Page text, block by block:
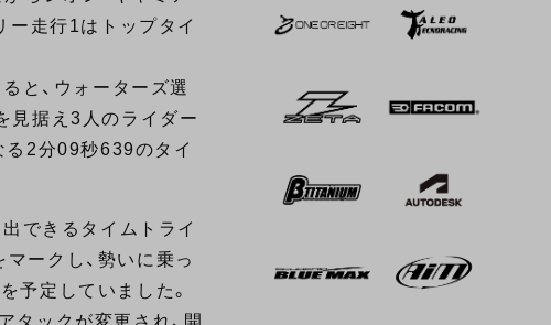
ー走行1はトップタイ
と、ウォーターズ選
見据え3人のライダー
る2分09秒639のタイ
できるタイムトライ
ークし、勢いに乗っ
予定していました。
タックが変更され、開